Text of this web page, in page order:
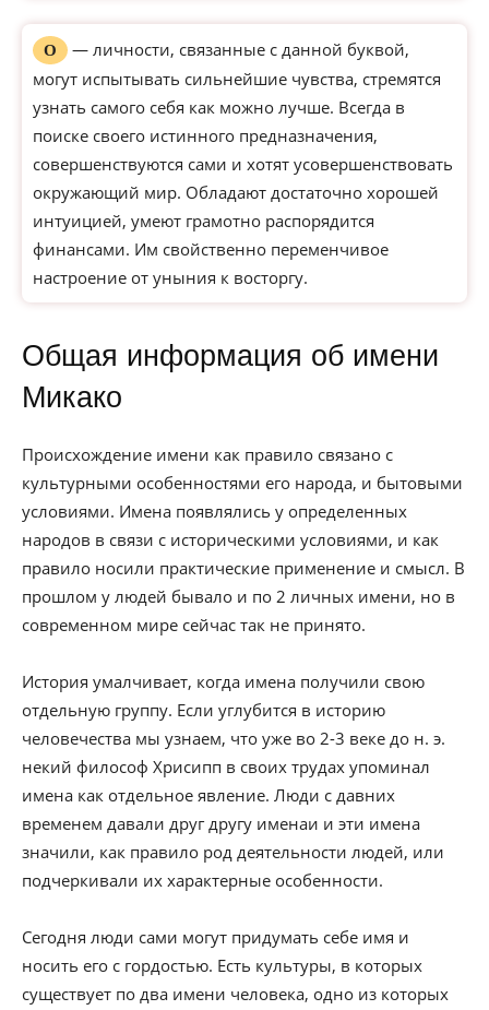
О
— личности, связанные с данной буквой,
могут испытывать сильнейшие чувства, стремятся
узнать самого себя как можно лучше. Всегда в
поиске своего истинного предназначения,
совершенствуются сами и хотят усовершенствовать
окружающий мир. Обладают достаточно хорошей
интуицией, умеют грамотно распорядится
финансами. Им свойственно переменчивое
настроение от уныния к восторгу.
Общая информация об имени
Микако
Происхождение имени как правило связано с
культурными особенностями его народа, и бытовыми
условиями. Имена появлялись у определенных
народов в связи с историческими условиями, и как
правило носили практические применение и смысл. В
прошлом у людей бывало и по 2 личных имени, но в
современном мире сейчас так не принято.
История умалчивает, когда имена получили свою
отдельную группу. Если углубится в историю
человечества мы узнаем, что уже во 2-3 веке до н. э.
некий философ Хрисипп в своих трудах упоминал
имена как отдельное явление. Люди с давних
временем давали друг другу именаи и эти имена
значили, как правило род деятельности людей, или
подчеркивали их характерные особенности.
Сегодня люди сами могут придумать себе имя и
носить его с гордостью. Есть культуры, в которых
существует по два имени человека, одно из которых